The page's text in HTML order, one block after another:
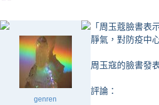
genren
「周玉蔻臉書
靜氣，對防疫中
周玉寇的臉書發
評論：